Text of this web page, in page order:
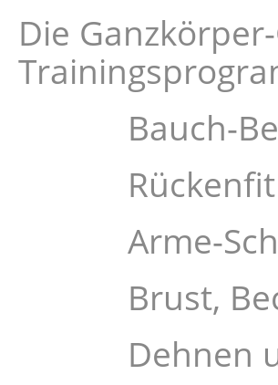
Die
Bauch-
Rückenfit
Arme-
Brust,
Dehnen